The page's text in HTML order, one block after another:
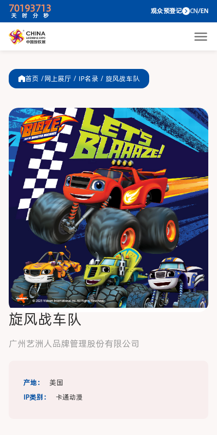
70
天
19
时
37
分
13 观众预
首页 /网上展厅 / IP名录 / 旋风战车队
旋风战车队
广州艺洲人品牌管理股份有限公司
产地：
美国
IP类别：
卡通动漫